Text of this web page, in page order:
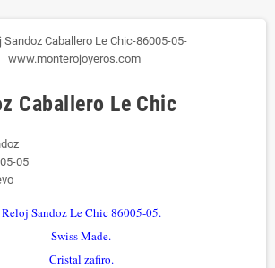
Caballero Le Chic
05
Reloj Sandoz Le Chic 86005-05.
Swiss Made.
Cristal zafiro.